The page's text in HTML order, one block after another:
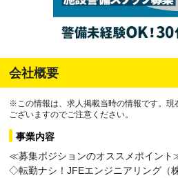
会社概要
※この情報は、求人掲載当時の情報です。現
ございますのでご注意ください。
事業内容
≪募集ポジションのオススメポイン
◇転勤ナシ！JFEエンジニアリング（